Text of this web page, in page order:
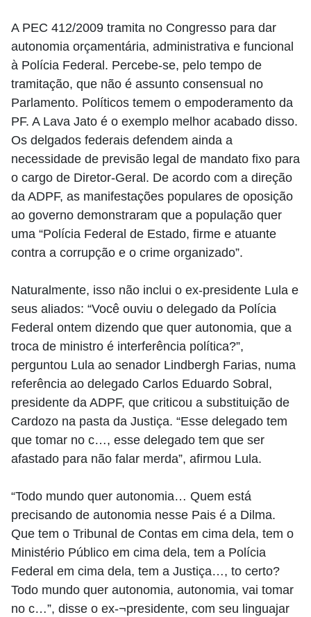
A PEC 412/2009 tramita no Congresso para dar
autonomia orçamentária, administrativa e funcional
à Polícia Federal. Percebe-se, pelo tempo de
tramitação, que não é assunto consensual no
Parlamento. Políticos temem o empoderamento da
PF. A Lava Jato é o exemplo melhor acabado disso.
Os delgados federais defendem ainda a
necessidade de previsão legal de mandato fixo para
o cargo de Diretor-Geral. De acordo com a direção
da ADPF, as manifestações populares de oposição
ao governo demonstraram que a população quer
uma “Polícia Federal de Estado, firme e atuante
contra a corrupção e o crime organizado”.
Naturalmente, isso não inclui o ex-presidente Lula e
seus aliados: “Você ouviu o delegado da Polícia
Federal ontem dizendo que quer autonomia, que a
troca de ministro é interferência política?”,
perguntou Lula ao senador Lindbergh Farias, numa
referência ao delegado Carlos Eduardo Sobral,
presidente da ADPF, que criticou a substituição de
Cardozo na pasta da Justiça. “Esse delegado tem
que tomar no c…, esse delegado tem que ser
afastado para não falar merda”, afirmou Lula.
“Todo mundo quer autonomia… Quem está
precisando de autonomia nesse Pais é a Dilma.
Que tem o Tribunal de Contas em cima dela, tem o
Ministério Público em cima dela, tem a Polícia
Federal em cima dela, tem a Justiça…, to certo?
Todo mundo quer autonomia, autonomia, vai tomar
no c…”, disse o ex-¬presidente, com seu linguajar